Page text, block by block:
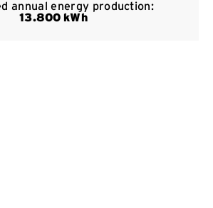
annual energy production:
13.800 kWh